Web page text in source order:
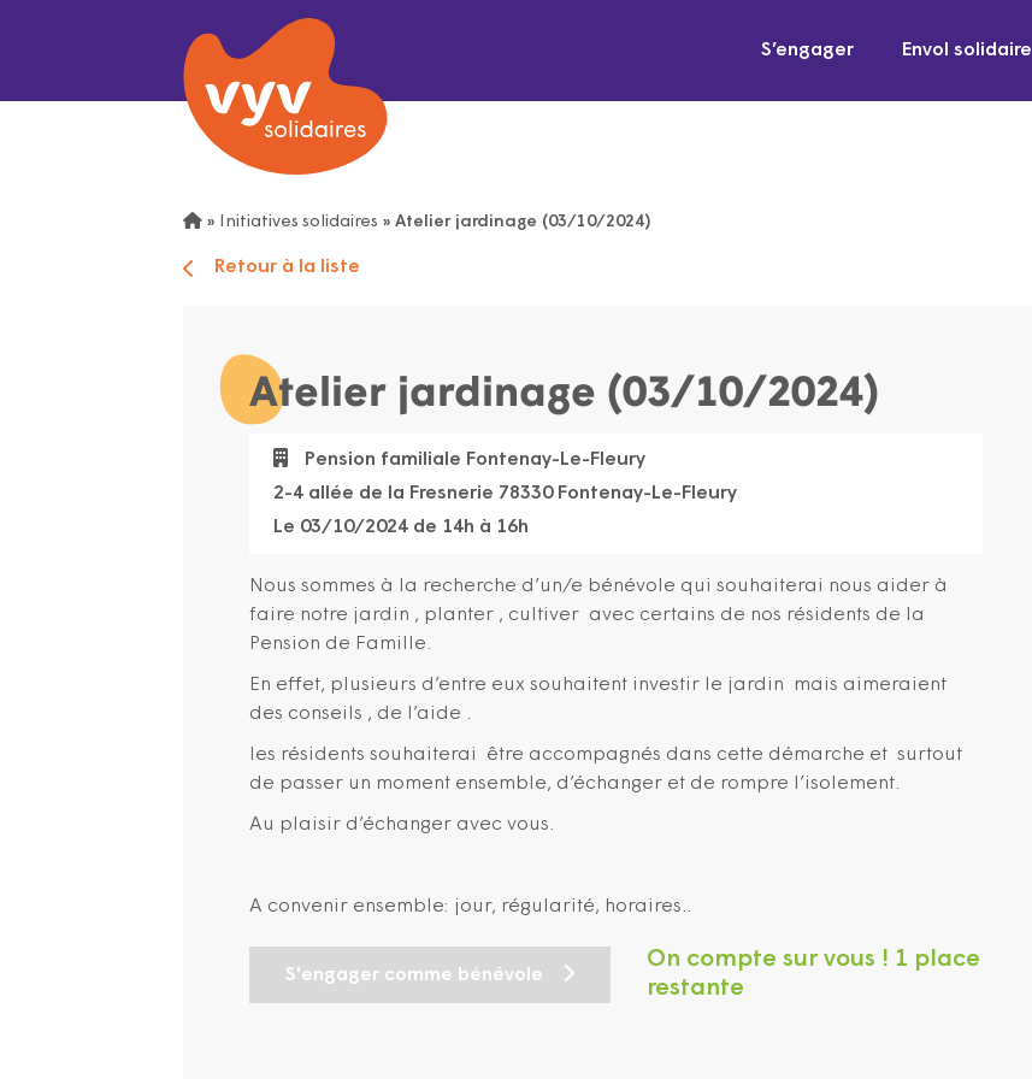
S’engager Envol solidaire
» Initiatives solidaires » Atelier jardinage (03/10/2024)
Retour à la liste
Atelier jardinage (03/10/2024)
Pension familiale Fontenay-Le-Fleury
2-4 allée de la Fresnerie 78330 Fontenay-Le-Fleury
Le 03/10/2024 de 14h à 16h
Nous sommes à la recherche d’un/e bénévole qui souhaiterai nous aider à
faire notre jardin , planter , cultiver avec certains de nos résidents de la
Pension de Famille.
En effet, plusieurs d’entre eux souhaitent investir le jardin mais aimeraient
des conseils , de l’aide .
les résidents souhaiterai être accompagnés dans cette démarche et surtout
de passer un moment ensemble, d’échanger et de rompre l’isolement.
Au plaisir d’échanger avec vous.
A convenir ensemble: jour, régularité, horaires..
S'engager comme bénévole
On compte sur vous ! 1 place
restante